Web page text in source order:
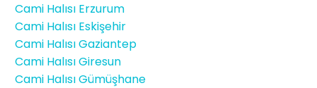
Cami Halısı Erzurum
Cami Halısı Eskişehir
Cami Halısı Gaziantep
Cami Halısı Giresun
Cami Halısı Gümüşhane